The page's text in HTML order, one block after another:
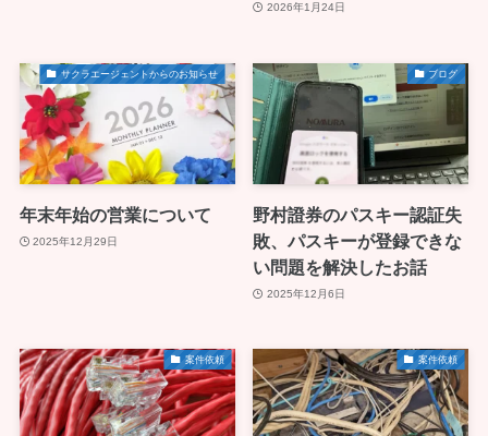
2026年1月24日
サクラエージェントからのお知らせ
年末年始の営業について
2025年12月29日
ブログ
野村證券のパスキー認証失
敗、パスキーが登録できな
い問題を解決したお話
2025年12月6日
案件依頼 案件依頼